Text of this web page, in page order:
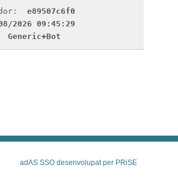
e89507c6f0
2026 09:45:29
Generic+Bot
adAS SSO desenvolupat per PRiSE